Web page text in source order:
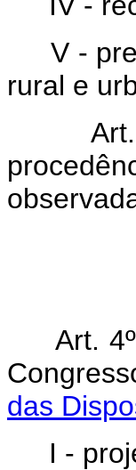
V -
rural e
Art.
das
I -